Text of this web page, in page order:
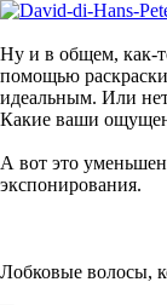
Ну и в общем, как-
помощью
идеальным. Или
Какие ваши
А вот это
экспонирования.
Лобковые волосы,